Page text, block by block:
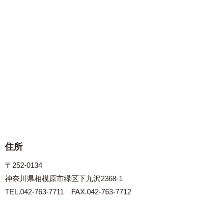
住所
〒252-0134
神奈川県相模原市緑区下九沢2368-1
TEL.042-763-7711 FAX.042-763-7712